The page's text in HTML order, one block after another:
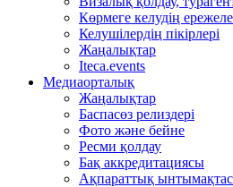
Көрмеге келудің
Келушілердің пікірлері
Жаңалықтар
Iteca.events
Медиаорталық
Жаңалықтар
Баспасөз релиздері
Фото және бейне
Ресми қолдау
Бақ аккредитациясы
Ақпараттық